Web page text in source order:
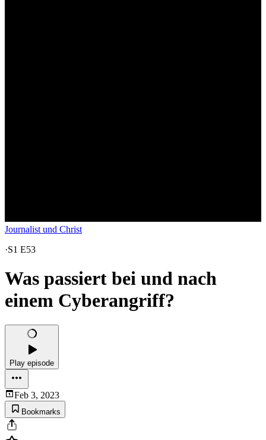
Journalist und Christ
·S1 E53
Was passiert bei und nach
einem Cyberangriff?
Play episode
Feb 3, 2023
Bookmarks